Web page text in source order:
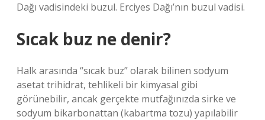
Dağı vadisindeki buzul. Erciyes Dağı’nın buzul vadisi.
Sıcak buz ne denir?
Halk arasında “sıcak buz” olarak bilinen sodyum
asetat trihidrat, tehlikeli bir kimyasal gibi
görünebilir, ancak gerçekte mutfağınızda sirke ve
sodyum bikarbonattan (kabartma tozu) yapılabilir